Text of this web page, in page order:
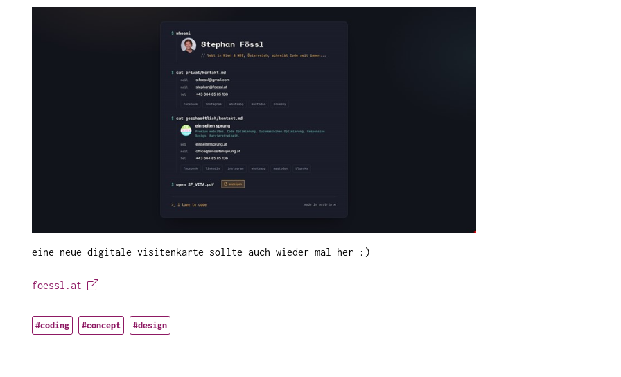
eine neue digitale visitenkarte sollte auch wieder mal her :)
foessl.at
#coding #concept #design